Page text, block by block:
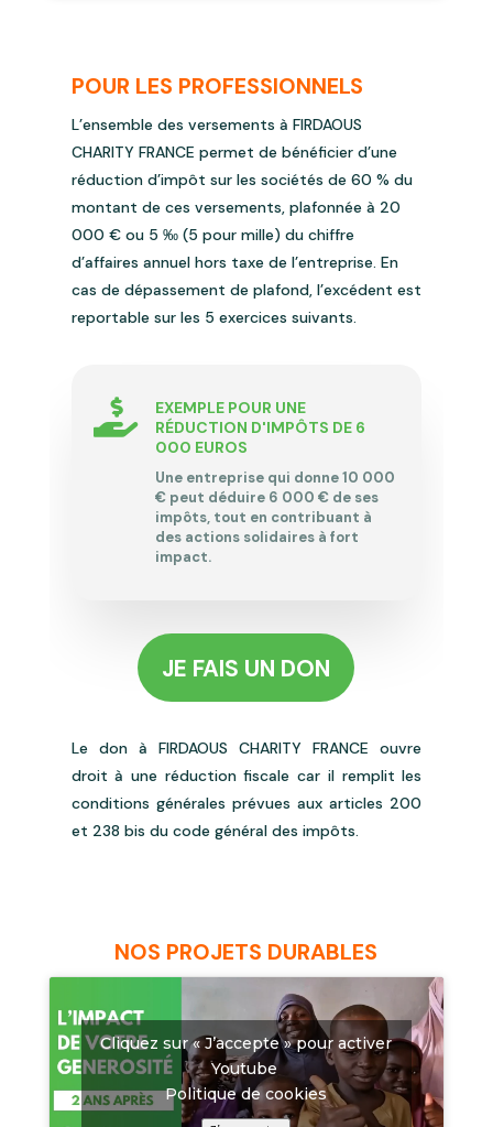
POUR LES PROFESSIONNELS
L’ensemble des versements à FIRDAOUS
CHARITY FRANCE permet de bénéficier d’une
réduction d’impôt sur les sociétés de 60 % du
montant de ces versements, plafonnée à 20
000 € ou 5 ‰ (5 pour mille) du chiffre
d’affaires annuel hors taxe de l’entreprise. En
cas de dépassement de plafond, l’excédent est
reportable sur les 5 exercices suivants.

EXEMPLE POUR UNE
RÉDUCTION D'IMPÔTS DE 6
000 EUROS
Une entreprise qui donne 10 000
€ peut déduire 6 000 € de ses
impôts, tout en contribuant à
des actions solidaires à fort
impact.
JE FAIS UN DON
Le don à FIRDAOUS CHARITY FRANCE ouvre
droit à une réduction fiscale car il remplit les
conditions générales prévues aux articles 200
et 238 bis du code général des impôts.
NOS PROJETS DURABLES
Cliquez sur « J’accepte » pour activer
Youtube
Politique de cookies